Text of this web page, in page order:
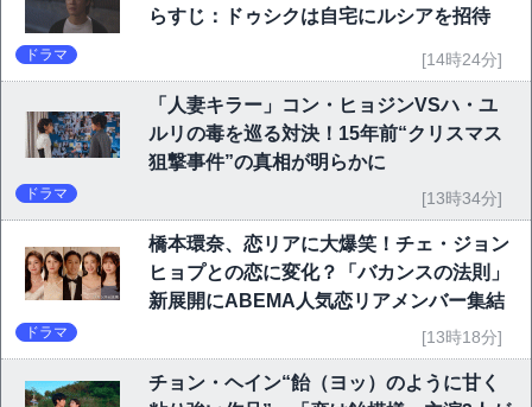
らすじ：ドゥシクは自宅にルシアを招待
ドラマ [14時24分]
「人妻キラー」コン・ヒョジンVSハ・ユ
ルリの毒を巡る対決！15年前“クリスマス
狙撃事件”の真相が明らかに
ドラマ [13時34分]
橋本環奈、恋リアに大爆笑！チェ・ジョン
ヒョプとの恋に変化？「バカンスの法則」
新展開にABEMA人気恋リアメンバー集結
ドラマ [13時18分]
チョン・ヘイン“飴（ヨッ）のように甘く